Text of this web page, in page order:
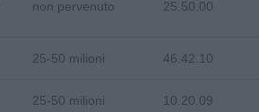
non pervenuto 25.50.00
25-50 milioni 46.42.10
25-50 milioni 10.20.09